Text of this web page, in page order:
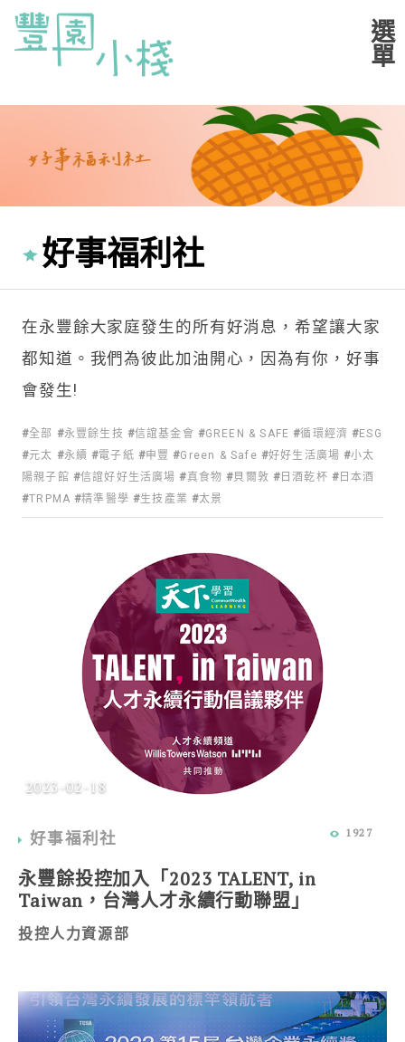
好事福利社
在永豐餘大家庭發生的所有好消息，希望讓大家
都知道。我們為彼此加油開心，因為有你，好事
會發生!
全部 永豐餘生技 信誼基金會 GREEN & SAFE 循環經濟
ESG
元太
永續 電子紙 申豐 Green & Safe 好好生活廣場
小太
陽親子館
信誼好好生活廣場 真食物 貝爾敦 日酒乾杯
日本酒
TRPMA
精準醫學 生技產業 太景
2023-02-18
好事福利社 1927
永豐餘投控加入「2023 TALENT, in
Taiwan，台灣人才永續行動聯盟」
投控人力資源部